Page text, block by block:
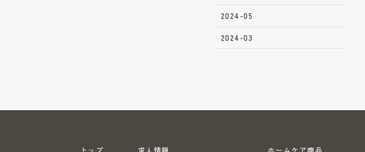
2024-05
2024-03
求人情報 ホームケア商品